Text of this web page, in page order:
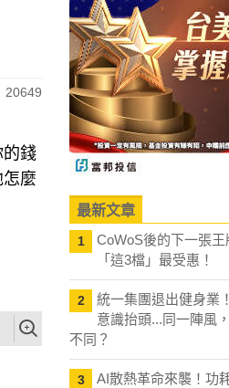
20649
的錢
麼
最新文章
1
CoWoS後的下一張王
「這3檔」最受惠！
2
統一集團退出健身業
意識抬頭...同一陣風
不同？
3
AI散熱革命來襲！功